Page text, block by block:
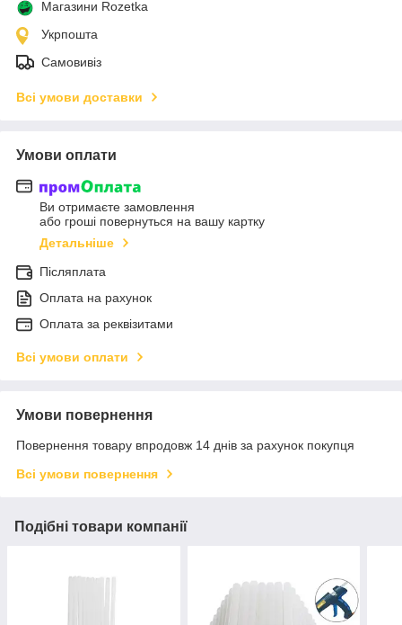
Магазини Rozetka
Укрпошта
Самовивіз
Всі умови доставки
Умови оплати
Ви отримаєте замовлення
або гроші повернуться на вашу картку
Детальніше
Післяплата
Оплата на рахунок
Оплата за реквізитами
Всі умови оплати
Умови повернення
Повернення товару впродовж 14 днів за рахунок покупця
Всі умови повернення
Подібні товари компанії